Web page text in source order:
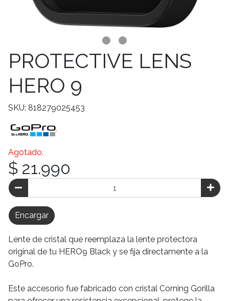
PROTECTIVE LENS
HERO 9
SKU: 818279025453
Agotado.
$ 21.990
Encargar
Lente de cristal que reemplaza la lente protectora
original de tu HERO9 Black y se fija directamente a la
GoPro.
Este accesorio fue fabricado con cristal Corning Gorilla